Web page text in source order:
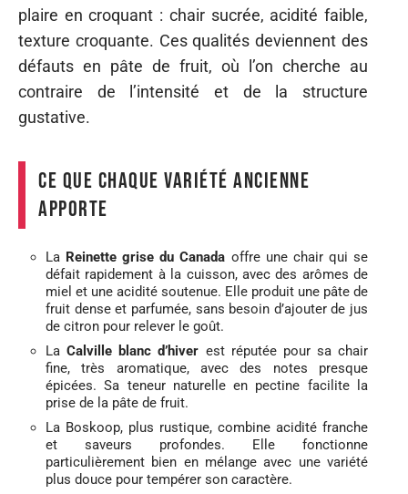
plaire en croquant : chair sucrée, acidité faible,
texture croquante. Ces qualités deviennent des
défauts en pâte de fruit, où l’on cherche au
contraire de l’intensité et de la structure
gustative.
Ce que chaque variété ancienne
apporte
La Reinette grise du Canada offre une chair qui se
défait rapidement à la cuisson, avec des arômes de
miel et une acidité soutenue. Elle produit une pâte de
fruit dense et parfumée, sans besoin d’ajouter de jus
de citron pour relever le goût.
LaCalville blanc d’hiver est réputée pour sa chair
fine, très aromatique, avec des notes presque
épicées. Sa teneur naturelle en pectine facilite la
prise de la pâte de fruit.
La Boskoop, plus rustique, combine acidité franche
et saveurs profondes. Elle fonctionne
particulièrement bien en mélange avec une variété
plus douce pour tempérer son caractère.